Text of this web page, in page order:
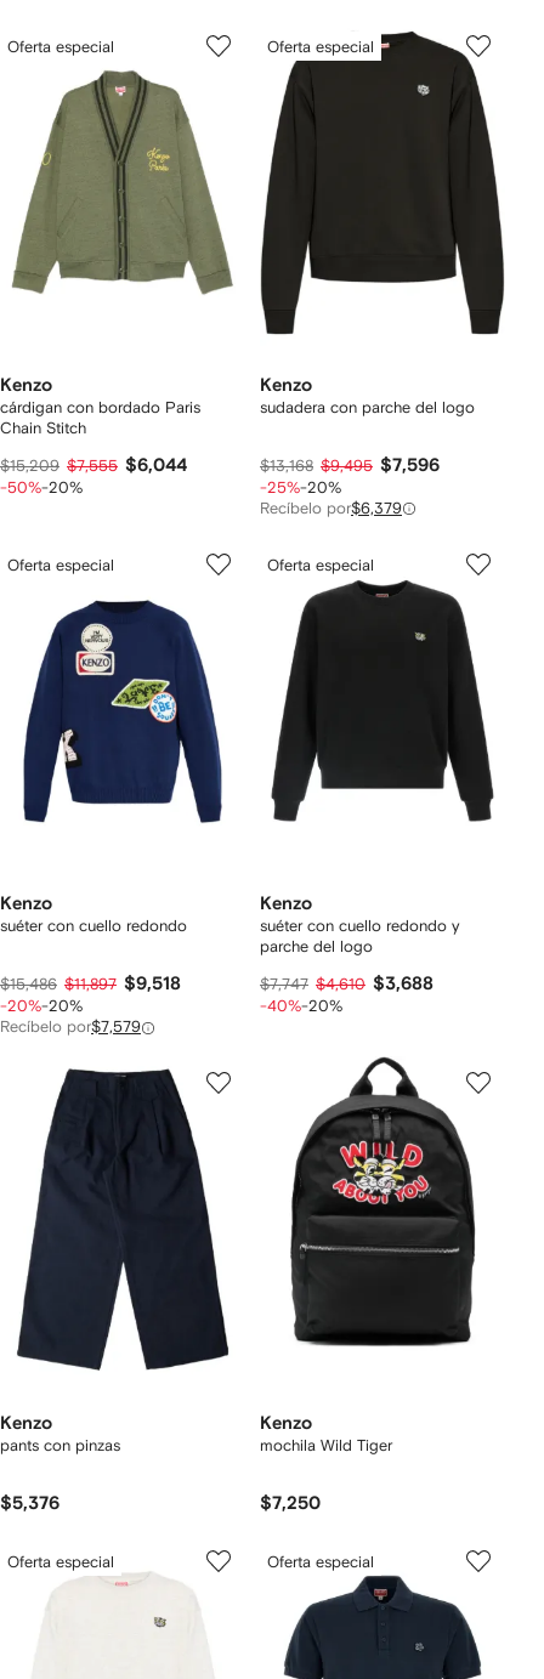
Oferta especial
Kenzo
cárdigan con bordado Paris
Chain Stitch
$15,209 $7,555 $6,044
-50%-20%
Oferta especial
Kenzo
sudadera con parche del logo
$13,168 $9,495 $7,596
-25%-20%
Recíbelo por$6,379
Oferta especial
Kenzo
suéter con cuello redondo
$15,486 $11,897 $9,518
-20%-20%
Recíbelo por$7,579
Oferta especial
Kenzo
suéter con cuello redondo y
parche del logo
$7,747 $4,610 $3,688
-40%-20%
Kenzo
pants con pinzas
$5,376
Kenzo
mochila Wild Tiger
$7,250
Oferta especial Oferta especial